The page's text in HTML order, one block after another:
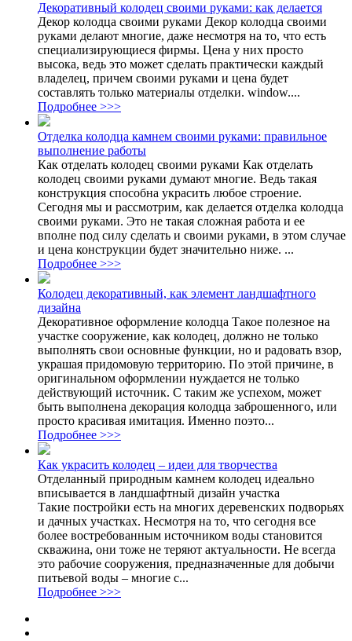
Декоративный колодец своими руками: как делается
Декор колодца своими руками Декор колодца своими
руками делают многие, даже несмотря на то, что есть
специализирующиеся фирмы. Цена у них просто
высока, ведь это может сделать практически каждый
владелец, причем своими руками и цена будет
составлять только материалы отделки. window....
Подробнее >>>
Отделка колодца камнем своими руками: правильное
выполнение работы
Как отделать колодец своими руками Как отделать
колодец своими руками думают многие. Ведь такая
конструкция способна украсить любое строение.
Сегодня мы и рассмотрим, как делается отделка колодца
своими руками. Это не такая сложная работа и ее
вполне под силу сделать и своими руками, в этом случае
и цена конструкции будет значительно ниже. ...
Подробнее >>>
Колодец декоративный, как элемент ландшафтного
дизайна
Декоративное оформление колодца Такое полезное на
участке сооружение, как колодец, должно не только
выполнять свои основные функции, но и радовать взор,
украшая придомовую территорию. По этой причине, в
оригинальном оформлении нуждается не только
действующий источник. С таким же успехом, может
быть выполнена декорация колодца заброшенного, или
просто красивая имитация. Именно поэто...
Подробнее >>>
Как украсить колодец – идеи для творчества
Отделанный природным камнем колодец идеально
вписывается в ландшафтный дизайн участка
Такие постройки есть на многих деревенских подворьях
и дачных участках. Несмотря на то, что сегодня все
более востребованным источником воды становится
скважина, они тоже не теряют актуальности. Не всегда
это рабочие сооружения, предназначенные для добычи
питьевой воды – многие с...
Подробнее >>>